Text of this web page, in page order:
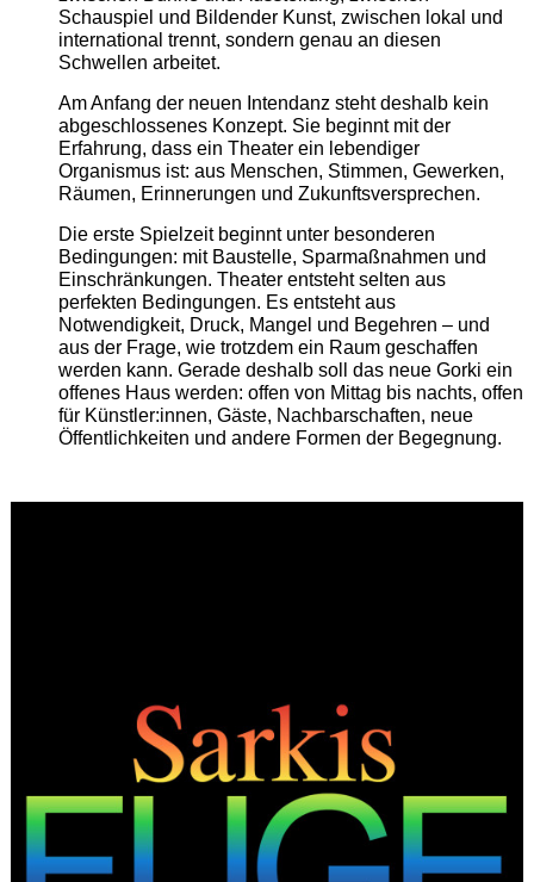
Schauspiel und Bildender Kunst, zwischen lokal und
international trennt, sondern genau an diesen
Schwellen arbeitet.
Am Anfang der neuen Intendanz steht deshalb kein
abgeschlossenes Konzept. Sie beginnt mit der
Erfahrung, dass ein Theater ein lebendiger
Organismus ist: aus Menschen, Stimmen, Gewerken,
Räumen, Erinnerungen und Zukunftsversprechen.
Die erste Spielzeit beginnt unter besonderen
Bedingungen: mit Baustelle, Sparmaßnahmen und
Einschränkungen. Theater entsteht selten aus
perfekten Bedingungen. Es entsteht aus
Notwendigkeit, Druck, Mangel und Begehren – und
aus der Frage, wie trotzdem ein Raum geschaffen
werden kann. Gerade deshalb soll das neue Gorki ein
offenes Haus werden: offen von Mittag bis nachts, offen
für Künstler:innen, Gäste, Nachbarschaften, neue
Öffentlichkeiten und andere Formen der Begegnung.